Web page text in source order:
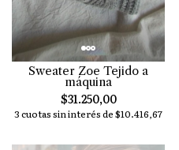
Sweater Zoe Tejido a
máquina
$31.250,00
3 cuotas sin interés de $10.416,67